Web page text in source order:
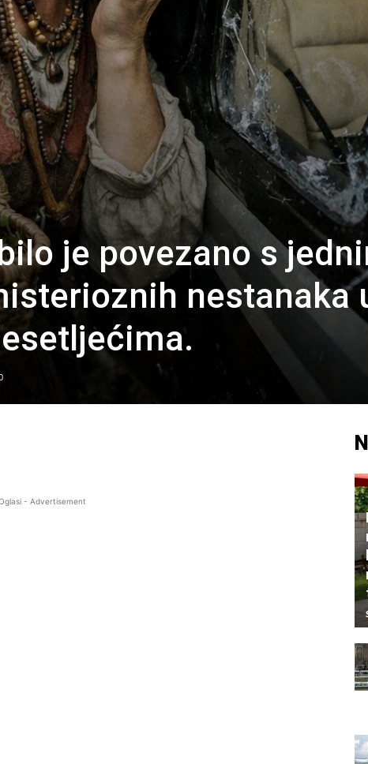
je povezano s
nestanaka
- Advertisement